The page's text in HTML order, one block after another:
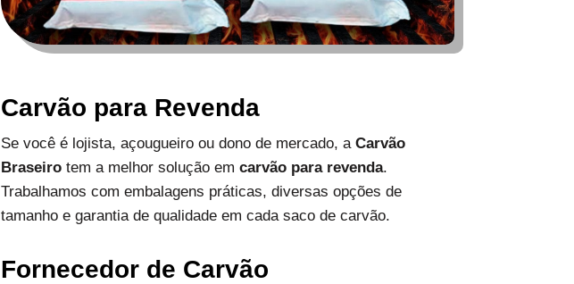
Carvão para Revenda
Se você é lojista, açougueiro ou dono de mercado, a Carvão
Braseirotem a melhor solução em carvão para revenda.
Trabalhamos com embalagens práticas, diversas opções de
tamanho e garantia de qualidade em cada saco de carvão.
Fornecedor de Carvão